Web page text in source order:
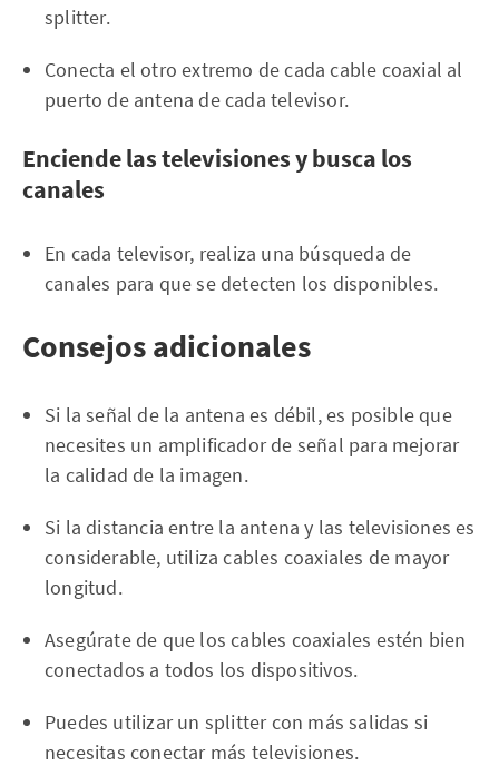
splitter.
Conecta el otro extremo de cada cable coaxial al
puerto de antena de cada televisor.
Enciende las televisiones y busca los
canales
En cada televisor, realiza una búsqueda de
canales para que se detecten los disponibles.
Consejos adicionales
Si la señal de la antena es débil, es posible que
necesites un amplificador de señal para mejorar
la calidad de la imagen.
Si la distancia entre la antena y las televisiones es
considerable, utiliza cables coaxiales de mayor
longitud.
Asegúrate de que los cables coaxiales estén bien
conectados a todos los dispositivos.
Puedes utilizar un splitter con más salidas si
necesitas conectar más televisiones.